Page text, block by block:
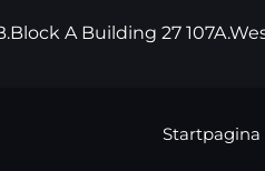
A Building 27
Startpagina